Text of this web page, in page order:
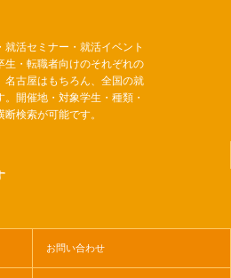
活セミナー・就活イベント
生・転職者向けのそれぞれの
名古屋はもちろん、全国の就
開催地・対象学生・種類・
検索が可能です。
お問い合わせ